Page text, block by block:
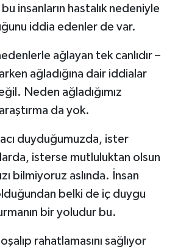
insanların hastalık nedeniyle
iddia edenler de var.
ağlayan tek canlıdır –
ağladığına dair iddialar
Neden ağladığımız
da yok.
duyduğumuzda, ister
isterse mutluluktan olsun
bilmiyoruz aslında. İnsan
belki de iç duygu
bir yoludur bu.
rahatlamasını sağlıyor